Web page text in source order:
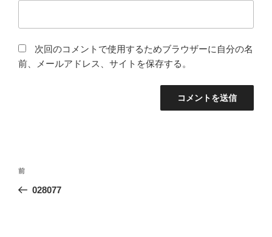
次回のコメントで使用するためブラウザーに自分の名
前、メールアドレス、サイトを保存する。
投
ナ
前
の
前
028077